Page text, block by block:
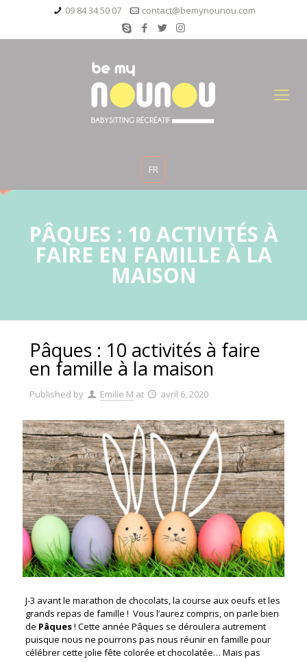
09 84 34 50 07 contact@bemynounou.com
FR
PÂQUES : 10 ACTIVITÉS À
FAIRE EN FAMILLE À LA
MAISON
Pâques : 10 activités à faire
en famille à la maison
Published by Emilie M at avril 6, 2020
J-3 avant le marathon de chocolats, la course aux oeufs et les
grands repas de famille ! Vous l’aurez compris, on parle bien
de Pâques! Cette année Pâques se déroulera autrement
puisque nous ne pourrons pas nous réunir en famille pour
célébrer cette jolie fête colorée et chocolatée… Mais pas